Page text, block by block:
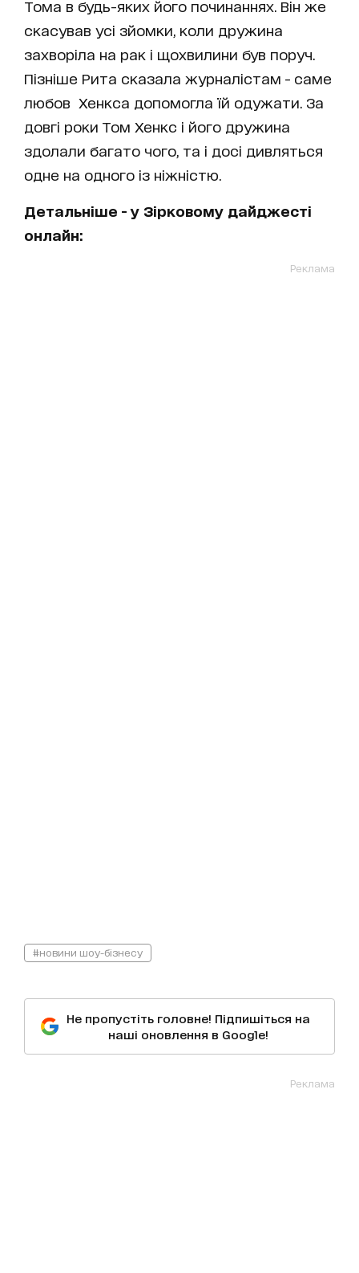
Тома в будь-яких його починаннях. Він же
скасував усі зйомки, коли дружина
захворіла на рак і щохвилини був поруч.
Пізніше Рита сказала журналістам - саме
любов Хенкса допомогла їй одужати. За
довгі роки Том Хенкс і його дружина
здолали багато чого, та і досі дивляться
одне на одного із ніжністю.
Детальніше - у Зірковому дайджесті
онлайн:
Реклама
#новини шоу-бізнесу
Не пропустіть головне! Підпишіться на
наші оновлення в Google!
Реклама